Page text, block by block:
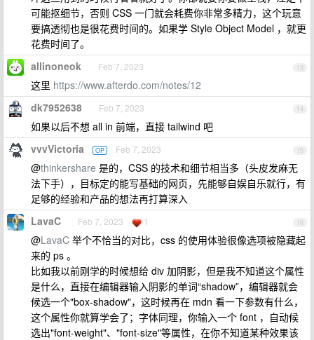
可能抠细节，否则 CSS 一门就会耗费你非常多精力，这个玩意
要搞透彻也是很花费时间的。如果学 Style Object Model ，就更
花费时间了。
13
allinoneok Feb 7, 2023
这里 https://www.afterdo.com/notes/12
14
dk7952638 Feb 7, 2023
如果以后不想 all in 前端，直接 tailwind 吧
15
vvvVictoria OP Feb 7, 2023
@thinkershare 是的，CSS 的技术和细节相当多（头皮发麻无
法下手），目标定的能写基础的网页，先能够自娱自乐就行，有
足够的经验和产品的想法再打算深入
16
LavaC Feb 7, 2023 1
@LavaC 举个不恰当的对比，css 的使用体验很像选项被隐藏起
来的 ps 。
比如我以前刚学的时候想给 div 加阴影，但是我不知道这个属性
是什么，直接在编辑器输入阴影的单词“shadow”，编辑器就会
候选一个"box-shadow"，这时候再在 mdn 看一下参数有什么，
这个属性你就算学会了；字体同理，你输入一个 font ，自动候
选出"font-weight"、"font-size"等属性，在你不知道某种效果该